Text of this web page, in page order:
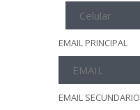
EMAIL PRINCIPAL
EMAIL SECUNDARIO